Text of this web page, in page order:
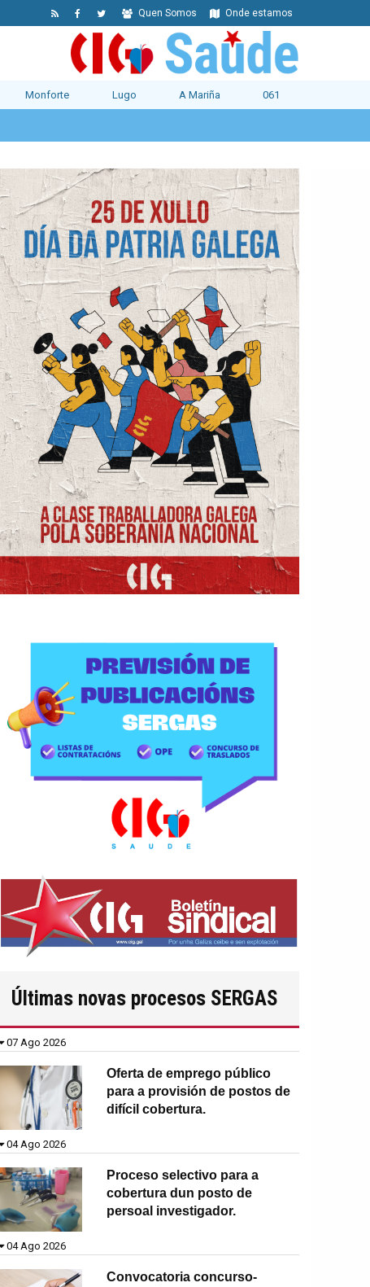
Onde estamos
Quen Somos
Monforte Lugo A Mariña 061
Últimas novas procesos SERGAS
07 Ago 2026
Oferta de emprego público
para a provisión de postos de
difícil cobertura.
04 Ago 2026
Proceso selectivo para a
cobertura dun posto de
persoal investigador.
04 Ago 2026
Convocatoria concurso-